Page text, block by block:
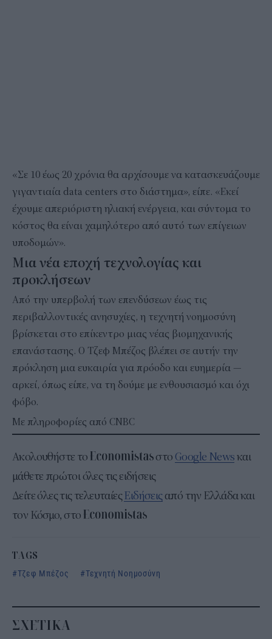
«Σε 10 έως 20 χρόνια θα αρχίσουμε να κατασκευάζουμε
γιγαντιαία data centers στο διάστημα», είπε. «Εκεί
έχουμε απεριόριστη ηλιακή ενέργεια, και σύντομα το
κόστος θα είναι χαμηλότερο από αυτό των επίγειων
υποδομών».
Μια νέα εποχή τεχνολογίας και
προκλήσεων
Από την υπερβολή των επενδύσεων έως τις
περιβαλλοντικές ανησυχίες, η τεχνητή νοημοσύνη
βρίσκεται στο επίκεντρο μιας νέας βιομηχανικής
επανάστασης. Ο Τζεφ Μπέζος βλέπει σε αυτήν την
πρόκληση μια ευκαιρία για πρόοδο και ευημερία —
αρκεί, όπως είπε, να τη δούμε με ενθουσιασμό και όχι
φόβο.
Με πληροφορίες από CNBC
Ακολουθήστε το στο Google Newsκαι
μάθετε πρώτοι όλες τις ειδήσεις
Δείτε όλες τις τελευταίεςΕιδήσειςαπό την Ελλάδα και
τον Κόσμο, στο
TAGS
Τζεφ Μπέζος
Τεχνητή Νοημοσύνη
ΣΧΕΤΙΚΑ